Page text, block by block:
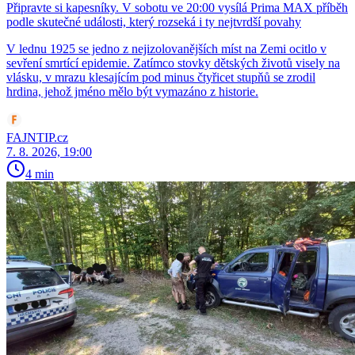
Připravte si kapesníky. V sobotu ve 20:00 vysílá Prima MAX příběh
podle skutečné události, který rozseká i ty nejtvrdší povahy
V lednu 1925 se jedno z nejizolovanějších míst na Zemi ocitlo v
sevření smrtící epidemie. Zatímco stovky dětských životů visely na
vlásku, v mrazu klesajícím pod minus čtyřicet stupňů se zrodil
hrdina, jehož jméno mělo být vymazáno z historie.
FAJNTIP.cz
7. 8. 2026, 19:00
4 min